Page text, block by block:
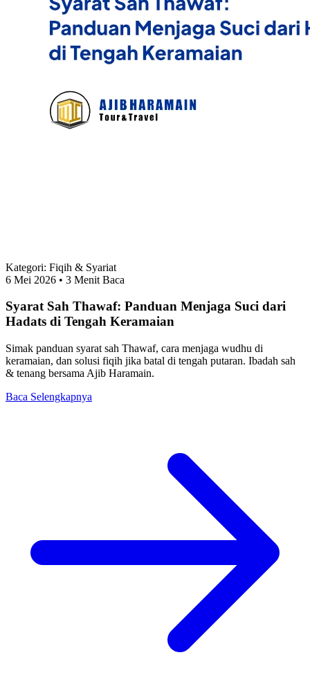
Kategori: Fiqih & Syariat
6 Mei 2026 • 3 Menit Baca
Syarat Sah Thawaf: Panduan Menjaga Suci dari
Hadats di Tengah Keramaian
Simak panduan syarat sah Thawaf, cara menjaga wudhu di
keramaian, dan solusi fiqih jika batal di tengah putaran. Ibadah sah
& tenang bersama Ajib Haramain.
Baca Selengkapnya